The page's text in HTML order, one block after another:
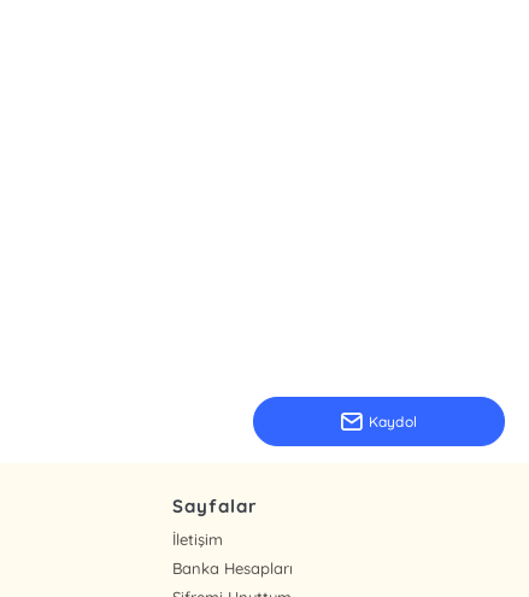
Kaydol
Sayfalar
İletişim
Banka Hesapları